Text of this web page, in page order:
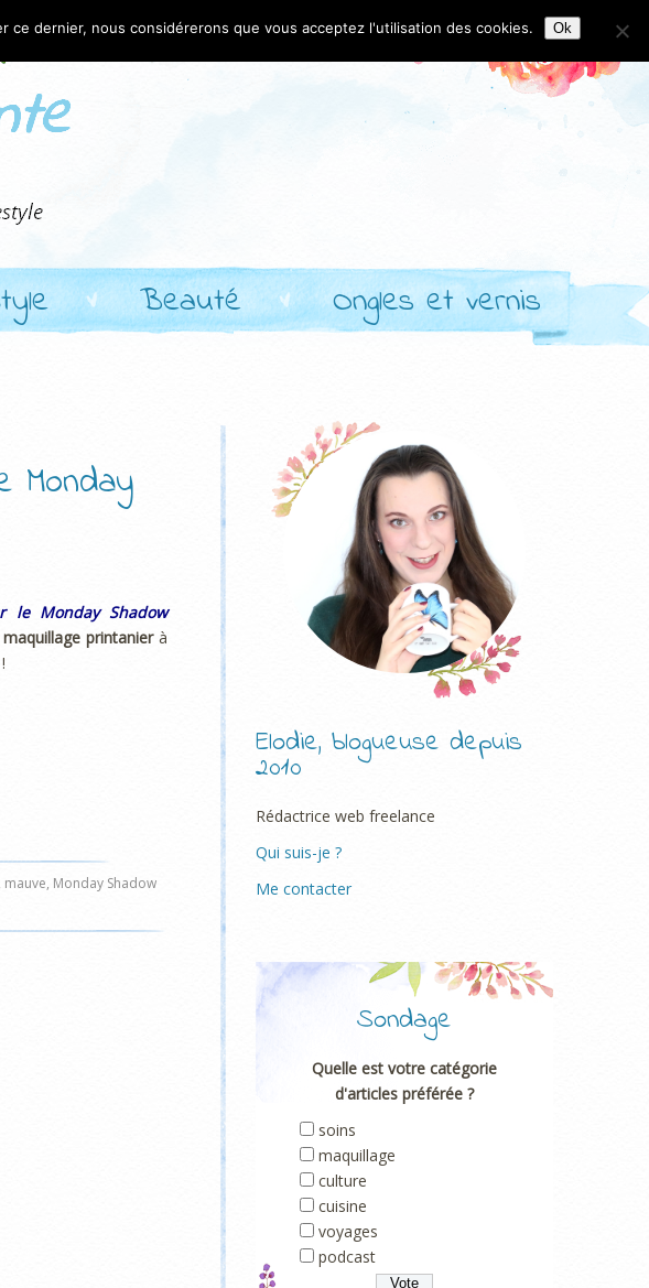
Beauté Ongles et vernis
Monday
le Monday Shadow
maquillage printanierà
mauve, Monday Shadow
Elodie, blogueuse depuis
2010
Rédactrice web freelance
Qui suis-je ?
Me contacter
Sondage
Quelle est votre catégorie
d'articles préférée ?
soins
maquillage
culture
cuisine
voyages
podcast
dernier, nous considérerons que vous acceptez l'utilisation des cookies. Ok